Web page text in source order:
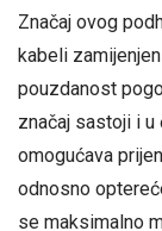
Značaj ovog
kabeli
pouzdanost
značaj sastoji i
omogućava
odnosno
se maksimalno